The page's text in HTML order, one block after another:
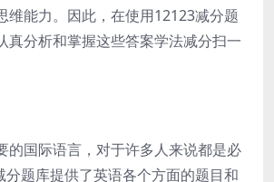
维能力。因此，在使用12123减分题
真分析和掌握这些答案学法减分扫一
的国际语言，对于许多人来说都是必
题库提供了英语各个方面的题目和